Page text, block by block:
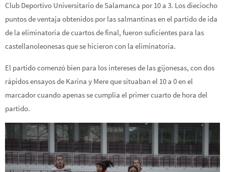
Club Deportivo Universitario de Salamanca por 10 a 3. Los dieciocho
puntos de ventaja obtenidos por las salmantinas en el partido de ida
de la eliminatoria de cuartos de final, fueron suficientes para las
castellanoleonesas que se hicieron con la eliminatoria.
El partido comenzó bien para los intereses de las gijonesas, con dos
rápidos ensayos de Karina y Mere que situaban el 10 a 0 en el
marcador cuando apenas se cumplía el primer cuarto de hora del
partido.